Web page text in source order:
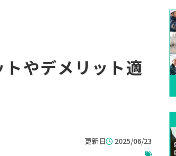
やデメリット適
更新日 2025/06/23